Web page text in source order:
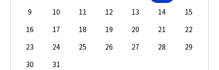
9
10 11 12 13 14
15
16
17 18 19 20 21
22
23
24 25 26 27 28
29
30
31